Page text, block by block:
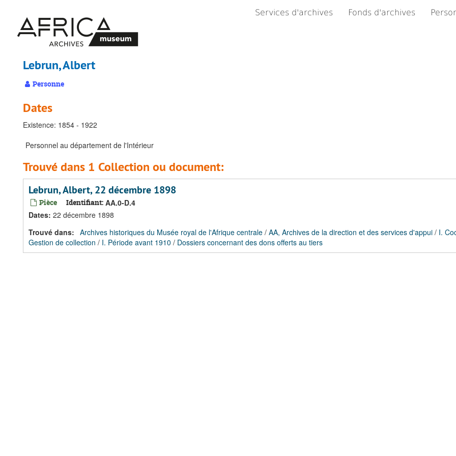
contenu
principal
Services d'archives Fonds d'archives
Lebrun, Albert
Personne
Dates
Existence: 1854 - 1922
Personnel au département de l'Intérieur
Trouvé dans 1 Collection ou document:
Lebrun, Albert, 22 décembre 1898
Pièce Identifiant: AA.0-D.4
Dates: 22 décembre 1898
Trouvé dans: Archives historiques du Musée royal de l'Afrique centrale / AA, Archives de la direction et des services d'appui / I.
Gestion de collection / I. Période avant 1910 / Dossiers concernant des dons offerts au tiers